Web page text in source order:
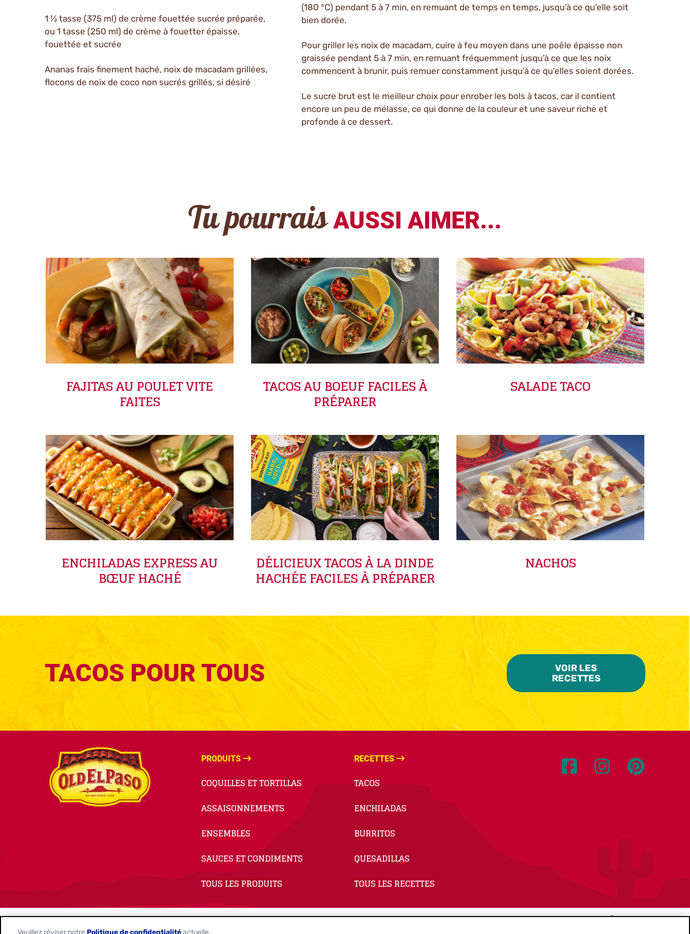
1 ½ tasse (375 ml) de crème fouettée sucrée préparée,
ou 1 tasse (250 ml) de crème à fouetter épaisse,
fouettée et sucrée
Ananas frais finement haché, noix de macadam grillées,
flocons de noix de coco non sucrés grillés, si désiré
(180 °C) pendant 5 à 7 min, en remuant de temps en temps, jusqu’à ce qu’elle soit
bien dorée.
Pour griller les noix de macadam, cuire à feu moyen dans une poêle épaisse non
graissée pendant 5 à 7 min, en remuant fréquemment jusqu’à ce que les noix
commencent à brunir, puis remuer constamment jusqu’à ce qu’elles soient dorées.
Le sucre brut est le meilleur choix pour enrober les bols à tacos, car il contient
encore un peu de mélasse, ce qui donne de la couleur et une saveur riche et
profonde à ce dessert.
Tu pourrais AUSSI AIMER...
FAJITAS AU POULET VITE
FAITES
TACOS AU BOEUF FACILES À
PRÉPARER
SALADE TACO
ENCHILADAS EXPRESS AU
BŒUF HACHÉ
DÉLICIEUX TACOS À LA DINDE
HACHÉE FACILES À PRÉPARER
NACHOS
TACOS POUR TOUS
VOIR LES
RECETTES
PRODUITS
COQUILLES ET TORTILLAS
ASSAISONNEMENTS
ENSEMBLES
SAUCES ET CONDIMENTS
TOUS LES PRODUITS
RECETTES
TACOS
ENCHILADAS
BURRITOS
QUESADILLAS
TOUS LES RECETTES
Location:
Canada
Veuillez réviser notre Politique de confidentialitéactuelle.